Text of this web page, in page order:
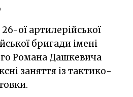
бригади імені
Романа Дашкевича
заняття із тактико-